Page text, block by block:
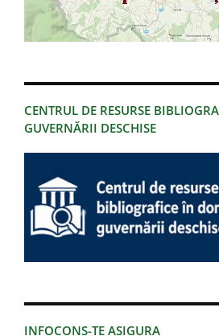
CENTRUL DE RESURSE
GUVERNĂRII DESCHISE
INFOCONS-TE ASIGURA